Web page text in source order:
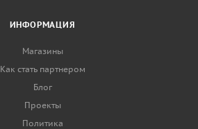
ИНФОРМАЦИЯ
Магазины
Как стать партнером
Блог
Проекты
Политика